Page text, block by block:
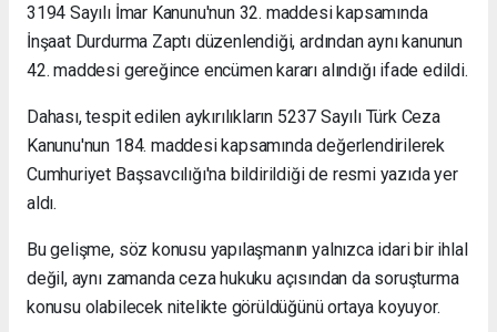
3194 Sayılı İmar Kanunu'nun 32. maddesi kapsamında
İnşaat Durdurma Zaptı düzenlendiği, ardından aynı kanunun
42. maddesi gereğince encümen kararı alındığı ifade edildi.
Dahası, tespit edilen aykırılıkların 5237 Sayılı Türk Ceza
Kanunu'nun 184. maddesi kapsamında değerlendirilerek
Cumhuriyet Başsavcılığı'na bildirildiği de resmi yazıda yer
aldı.
Bu gelişme, söz konusu yapılaşmanın yalnızca idari bir ihlal
değil, aynı zamanda ceza hukuku açısından da soruşturma
konusu olabilecek nitelikte görüldüğünü ortaya koyuyor.